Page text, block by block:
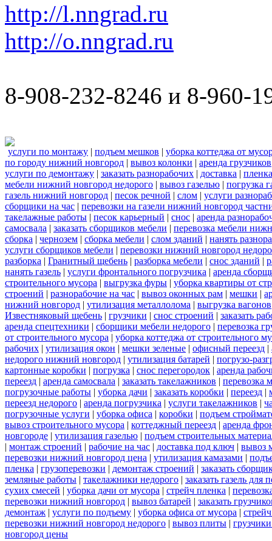
http://l.nngrad.ru
http://o.nngrad.ru
8-908-232-8246 и 8-960-
услуги по монтажу | подъем мешков | уборка коттеджа от
по городу нижний новгород | вывоз колонки | аренда грузчиков
услуги по демонтажу | заказать разнорабочих | доставка | пленка
мебели нижний новгород недорого | вывоз газелью | погрузка
газель нижний новгород | песок речной | слом | услуги
сборщики на час | перевозки на газели нижний новгород
такелажные работы | песок карьерный | снос | аренда
самосвала | заказать сборщиков мебели | перевозка мебели
сборка | чернозем | сборка мебели | слом зданий | нанять
услуги сборщиков мебели | перевозки нижний новгород
разборка | Гранитный щебень | разборка мебели | снос зданий |
нанять газель | услуги фронтального погрузчика | аренда
строительного мусора | выгрузка фуры | уборка квартиры от
строений | разнорабочие на час | вывоз оконных рам | мешки |
нижний новгород | утилизация металлолома | выгрузка вагонов
Известняковый щебень | грузчики | снос строений | заказать
аренда спецтехники | сборщики мебели недорого | перевозка
от строительного мусора | уборка коттеджа от строительного
рабочих | утилизация окон | мешки зеленые | офисный переезд |
недорого нижний новгород | утилизация батарей | погрузо-
картонные коробки | погрузка | снос перегородок | аренда
переезд | аренда самосвала | заказать такелажников | перевозка
погрузочные работы | уборка дачи | заказать коробки | переезд |
переезд недорого | аренда погрузчика | услуги такелажников |
погрузочные услуги | уборка офиса | коробки | подъем
вывоз строительного мусора | коттеджный переезд | аренда
новгороде | утилизация газелью | подъем строительных
| монтаж строений | рабочие на час | доставка под ключ | вывоз
перевозки нижний новгород цена | утилизация камазами |
пленка | грузоперевозки | демонтаж строений | заказать
земляные работы | такелажники недорого | заказать газель
сухих смесей | уборка дачи от мусора | стрейч пленка |
перевозки нижний новгород | вывоз батарей | заказать
демонтаж | услуги по подъему | уборка офиса от мусора |
перевозки нижний новгород недорого | вывоз плиты |
новгород цены